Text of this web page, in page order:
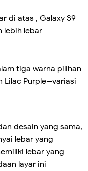
di atas , Galaxy S9
lebih lebar
tiga warna pilihan
Lilac Purple--variasi
desain yang sama,
lebar yang
lebar yang
layar ini